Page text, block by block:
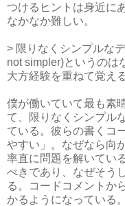
つけるヒントは身近に
なかなか難しい。
> 限りなくシンプルな
not simpler)というのは
大方経験を重ねて覚え
僕が働いていて最も素
て、限りなくシンプル
ている。彼らの書くコ
やすい」。なぜなら向
率直に問題を解いてい
べきであり、なぜそう
る。コードコメントか
かるようになっている